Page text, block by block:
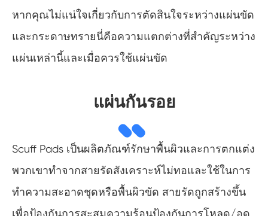
หากคุณไม่แน่ใจเกี่ยวกับการตัดสินใจระหว่างแผ่นขัด
และกระดาษทรายนี่คือความแตกต่างที่สำคัญระหว่าง
แผ่นเหล่านี้และเมื่อควรใช้แผ่นขัด
แผ่นกันรอย
Scuff Pads เป็นผลิตภัณฑ์รักษาพื้นผิวและการตกแต่ง
พวกเขาทำจากสายรัดสังเคราะห์ไม่ทอและใช้ในการ
ทำความสะอาดชุดหรือพื้นผิวขัด สายรัดถูกสร้างขึ้น
เพื่อป้องกันการสะสมความร้อนป้องกันการโหลด/อุด